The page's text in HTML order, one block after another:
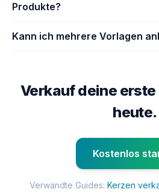
Produkte?
Kann ich mehrere Vorlagen
Verkauf deine
heute.
Kostenlos
Verwandte Guides: Kerzen